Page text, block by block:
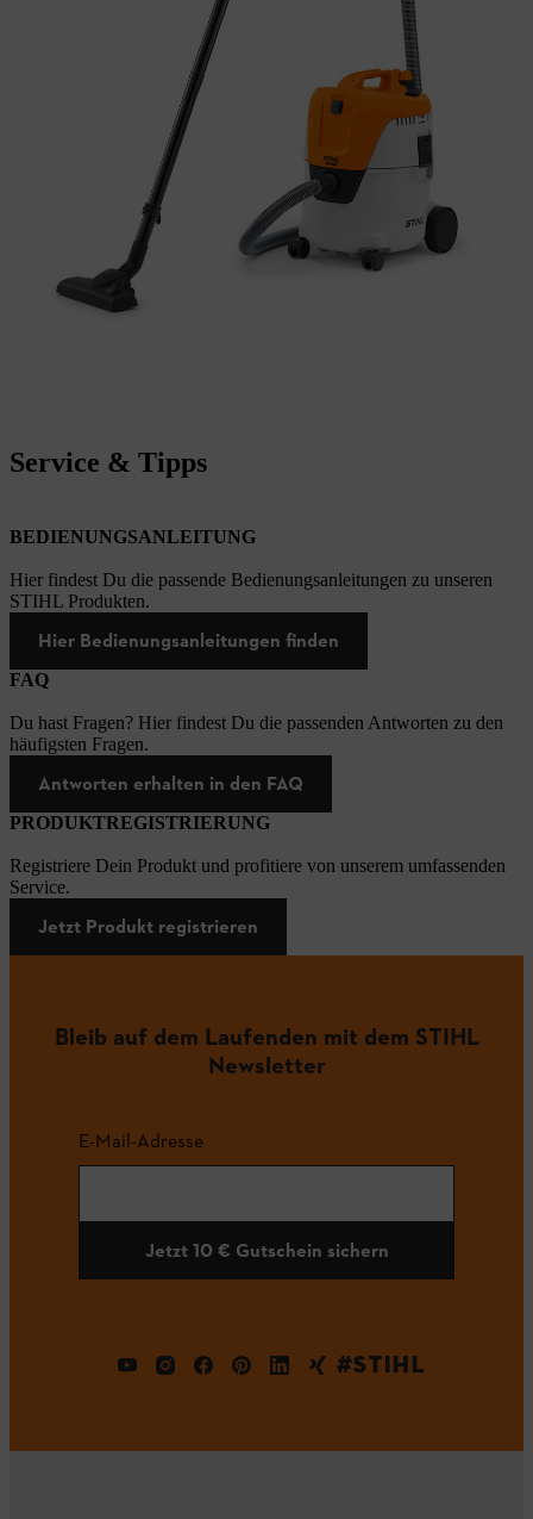
Service & Tipps
BEDIENUNGSANLEITUNG
Hier findest Du die passende Bedienungsanleitungen zu unseren
STIHL Produkten.
Hier Bedienungsanleitungen finden
FAQ
Du hast Fragen? Hier findest Du die passenden Antworten zu den
häufigsten Fragen.
Antworten erhalten in den FAQ
PRODUKTREGISTRIERUNG
Registriere Dein Produkt und profitiere von unserem umfassenden
Service.
Jetzt Produkt registrieren
Bleib auf dem Laufenden mit dem STIHL
Newsletter
E-Mail-Adresse
Jetzt 10 € Gutschein sichern
#STIHL